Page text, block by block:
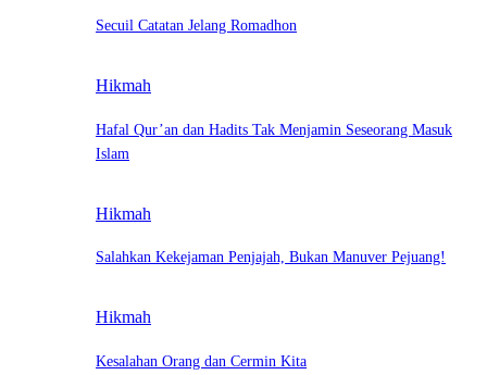
Secuil Catatan Jelang Romadhon
Hikmah
Hafal Qur’an dan Hadits Tak Menjamin Seseorang Masuk
Islam
Hikmah
Salahkan Kekejaman Penjajah, Bukan Manuver Pejuang!
Hikmah
Kesalahan Orang dan Cermin Kita